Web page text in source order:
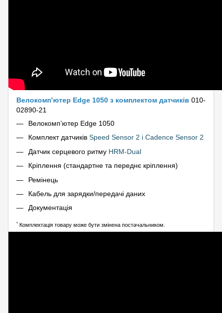
Велокомп’ютер Edge 1050 з комплектом датчиків 010-
02890-21
Велокомп’ютер Edge 1050
Комплект датчиків Speed Sensor 2 і Cadence Sensor 2
Датчик серцевого ритму HRM-Dual
Кріплення (стандартне та переднє кріплення)
Ремінець
Кабель для зарядки/передачі даних
Документація
* Комплектація товару може бути змінена постачальником.